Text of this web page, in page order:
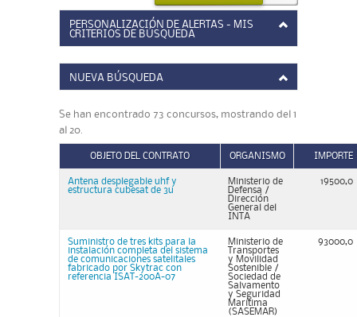
PERSONALIZACIÓN DE ALERTAS - MIS
CRITERIOS DE BÚSQUEDA
NUEVA BÚSQUEDA
Se han encontrado 73 concursos, mostrando del 1
al 20.
OBJETO DEL CONTRATO ORGANISMO IMPORTE
Antena desplegable uhf y
estructura cubesat de 3u
Ministerio de
Defensa /
Dirección
General del
INTA
19500,0
Suministro de tres kits para la
instalación completa del sistema
de comunicaciones satelitales
fabricado por Skytrac con
referencia ISAT-200A-07
Ministerio de
Transportes
y Movilidad
Sostenible /
Sociedad de
Salvamento
y Seguridad
Marítima
(SASEMAR)
93000,0